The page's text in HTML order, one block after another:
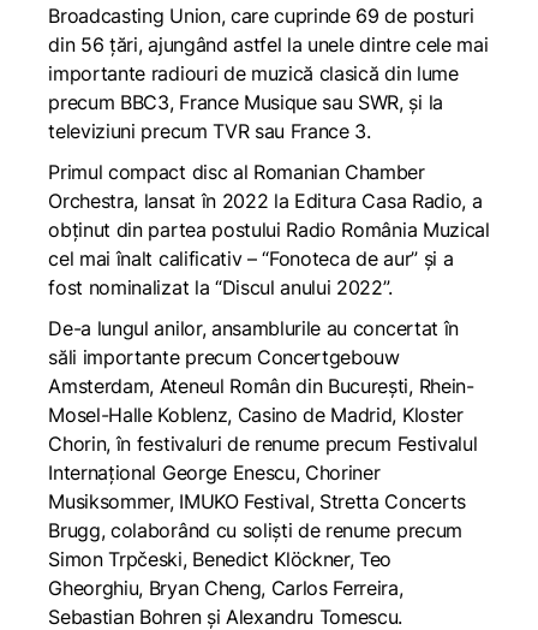
Broadcasting Union, care cuprinde 69 de posturi
din 56 țări, ajungând astfel la unele dintre cele mai
importante radiouri de muzică clasică din lume
precum BBC3, France Musique sau SWR, și la
televiziuni precum TVR sau France 3.
Primul compact disc al Romanian Chamber
Orchestra, lansat în 2022 la Editura Casa Radio, a
obținut din partea postului Radio România Muzical
cel mai înalt calificativ – “Fonoteca de aur” și a
fost nominalizat la “Discul anului 2022”.
De-a lungul anilor, ansamblurile au concertat în
săli importante precum Concertgebouw
Amsterdam, Ateneul Român din București, Rhein-
Mosel-Halle Koblenz, Casino de Madrid, Kloster
Chorin, în festivaluri de renume precum Festivalul
Internațional George Enescu, Choriner
Musiksommer, IMUKO Festival, Stretta Concerts
Brugg, colaborând cu soliști de renume precum
Simon Trpčeski, Benedict Klöckner, Teo
Gheorghiu, Bryan Cheng, Carlos Ferreira,
Sebastian Bohren și Alexandru Tomescu.